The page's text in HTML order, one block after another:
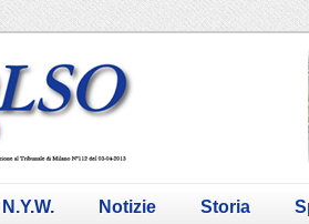
N.Y.W. Notizie Storia